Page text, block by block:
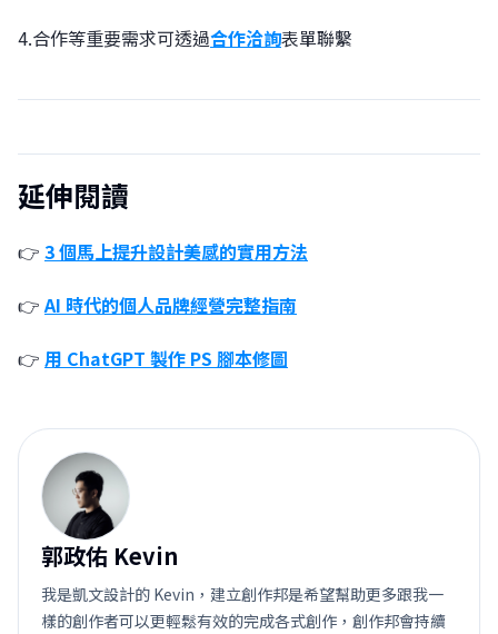
4.合作等重要需求可透過合作洽詢表單聯繫
延伸閱讀
👉 3 個馬上提升設計美感的實用方法
👉 AI 時代的個人品牌經營完整指南
👉 用 ChatGPT 製作 PS 腳本修圖
郭
郭政佑 Kevin
我是凱文設計的 Kevin，建立創作邦是希望幫助更多跟我一
樣的創作者可以更輕鬆有效的完成各式創作，創作邦會持續